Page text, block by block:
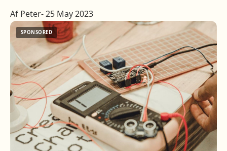
Af Peter- 25 May 2023